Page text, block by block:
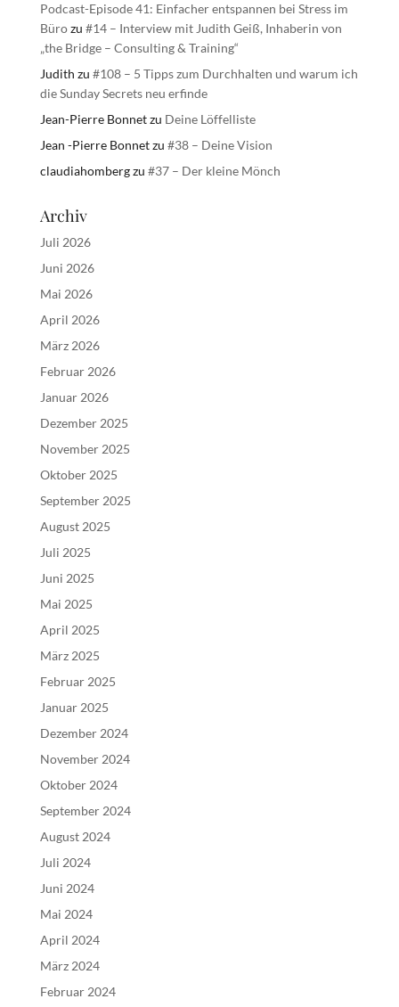
Podcast-Episode 41: Einfacher entspannen bei Stress im
Bürozu #14 – Interview mit Judith Geiß, Inhaberin von
„the Bridge – Consulting & Training“
Judith zu #108 – 5 Tipps zum Durchhalten und warum ich
die Sunday Secrets neu erfinde
Jean-Pierre Bonnetzu Deine Löffelliste
Jean -Pierre Bonnetzu #38 – Deine Vision
claudiahombergzu #37 – Der kleine Mönch
Archiv
Juli 2026
Juni 2026
Mai 2026
April 2026
März 2026
Februar 2026
Januar 2026
Dezember 2025
November 2025
Oktober 2025
September 2025
August 2025
Juli 2025
Juni 2025
Mai 2025
April 2025
März 2025
Februar 2025
Januar 2025
Dezember 2024
November 2024
Oktober 2024
September 2024
August 2024
Juli 2024
Juni 2024
Mai 2024
April 2024
März 2024
Februar 2024